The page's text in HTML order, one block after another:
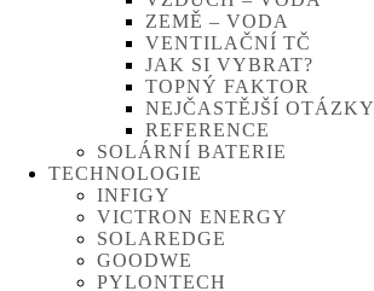
ZEMĚ – VODA
VENTILAČNÍ TČ
JAK SI VYBRAT?
TOPNÝ FAKTOR
NEJČASTĚJŠÍ OTÁZKY
REFERENCE
SOLÁRNÍ BATERIE
TECHNOLOGIE
INFIGY
VICTRON ENERGY
SOLAREDGE
GOODWE
PYLONTECH